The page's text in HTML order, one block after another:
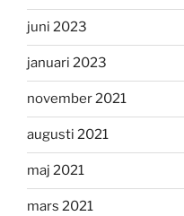
juni 2023
januari 2023
november 2021
augusti 2021
maj 2021
mars 2021